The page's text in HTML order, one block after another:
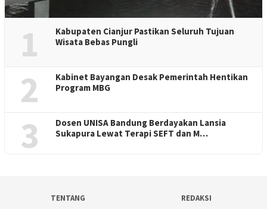
1
Kabupaten Cianjur Pastikan Seluruh Tujuan
Wisata Bebas Pungli
2
Kabinet Bayangan Desak Pemerintah Hentikan
Program MBG
3
Dosen UNISA Bandung Berdayakan Lansia
Sukapura Lewat Terapi SEFT dan M…
TENTANG
REDAKSI